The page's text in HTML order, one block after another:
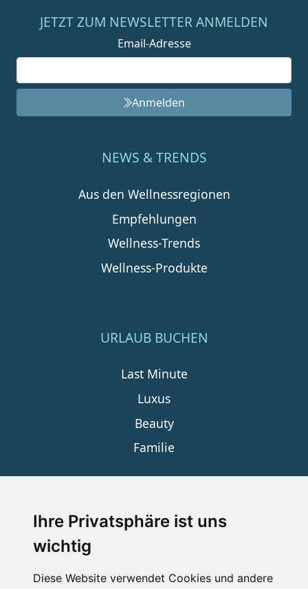
Ihre Privatsphäre ist uns
wichtig
Diese Website verwendet Cookies und andere
JETZT ZUM NEWSLETTER ANMELDEN
Email-Adresse
Anmelden
NEWS & TRENDS
Aus den Wellnessregionen
Empfehlungen
Wellness-Trends
Wellness-Produkte
URLAUB BUCHEN
Last Minute
Luxus
Beauty
Familie
SERVICE
Datenschutz